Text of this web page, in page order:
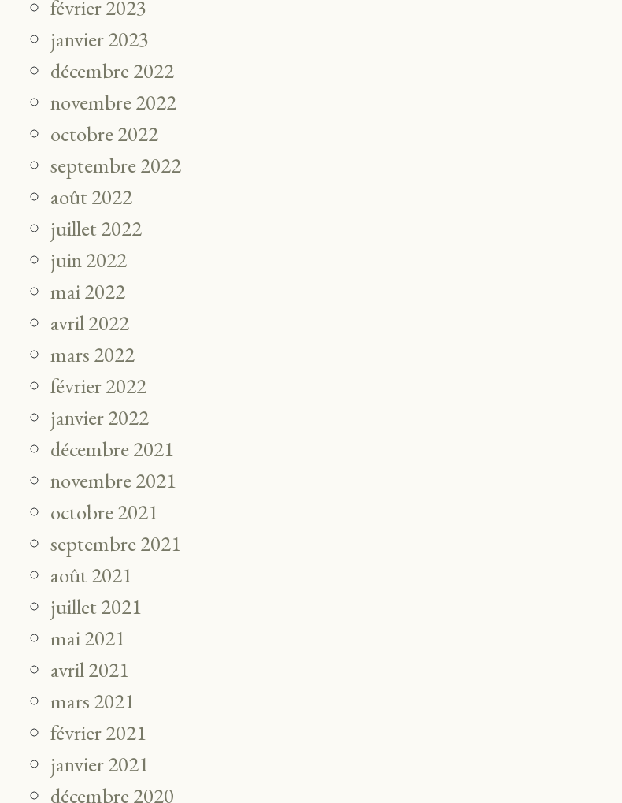
février 2023
janvier 2023
décembre 2022
novembre 2022
octobre 2022
septembre 2022
août 2022
juillet 2022
juin 2022
mai 2022
avril 2022
mars 2022
février 2022
janvier 2022
décembre 2021
novembre 2021
octobre 2021
septembre 2021
août 2021
juillet 2021
mai 2021
avril 2021
mars 2021
février 2021
janvier 2021
décembre 2020